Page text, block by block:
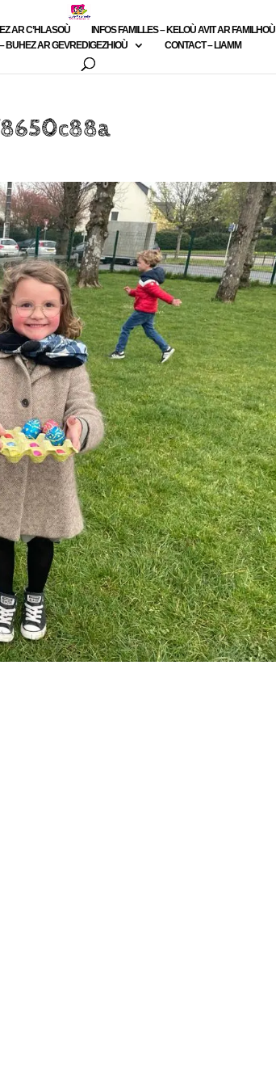
AR C’HLASOÙ INFOS FAMILLES – KELOÙ AVIT AR FAMILHOÙ
BUHEZ AR GEVREDIGEZHIOÙ
CONTACT – LIAMM